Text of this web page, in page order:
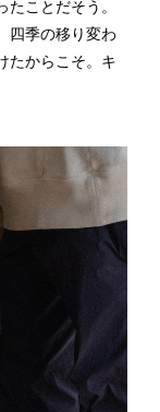
ことだそう。
四季の移り変わ
たからこそ。キ